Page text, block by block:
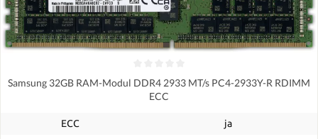
Samsung 32GB RAM-Modul DDR4 2933 MT/s PC4-2933Y-R RDIMM
ECC
ECC
ja